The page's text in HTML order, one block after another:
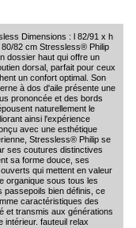
Dimensions : l 82/91 x h
80/82 cm Stressless® Philip
dossier haut qui offre un
dorsal, parfait pour ceux
un confort optimal. Son
à dos d'aile présente une
prononcée et des bords
naturellement le
ainsi l'expérience
avec une esthétique
Stressless® Philip se
ses coutures distinctives
sa forme douce, ses
qui mettent en valeur
organique sous tous les
passepoils bien définis, ce
caractéristiques des
et transmis aux générations
intérieur. fauteuil relax